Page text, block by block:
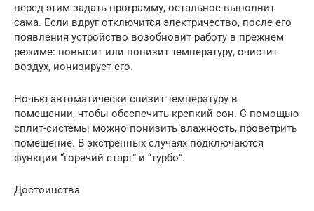
перед этим задать программу, остальное выполнит
сама. Если вдруг отключится электричество, после его
появления устройство возобновит работу в прежнем
режиме: повысит или понизит температуру, очистит
воздух, ионизирует его.
Ночью автоматически снизит температуру в
помещении, чтобы обеспечить крепкий сон. С помощью
сплит-системы можно понизить влажность, проветрить
помещение. В экстренных случаях подключаются
функции “горячий старт” и “турбо”.
Достоинства